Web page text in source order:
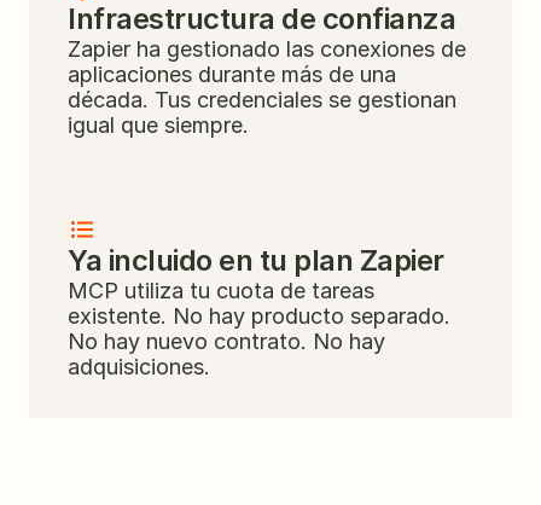
Infraestructura de confianza
Zapier ha gestionado las conexiones de
aplicaciones durante más de una
década. Tus credenciales se gestionan
igual que siempre.
Ya incluido en tu plan Zapier
MCP utiliza tu cuota de tareas
existente. No hay producto separado.
No hay nuevo contrato. No hay
adquisiciones.